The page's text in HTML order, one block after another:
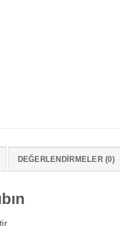
DEĞERLENDIRMELER (0)